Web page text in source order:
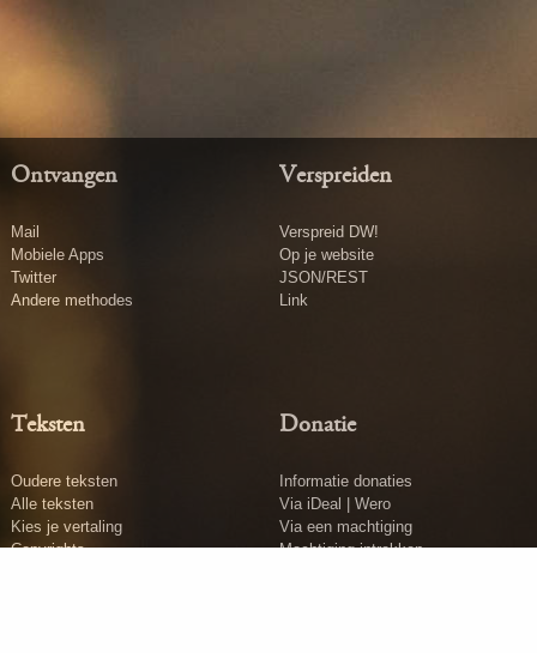
Ontvangen
Mail
Mobiele Apps
Twitter
Andere methodes
Verspreiden
Verspreid DW!
Op je website
JSON/REST
Link
Teksten
Oudere teksten
Alle teksten
Kies je vertaling
Copyrights
Donatie
Informatie donaties
Via iDeal | Wero
Via een machtiging
Machtiging intrekken